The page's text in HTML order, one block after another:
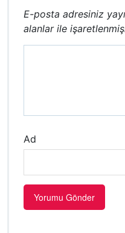
E-posta adresiniz
alanlar ile
Ad